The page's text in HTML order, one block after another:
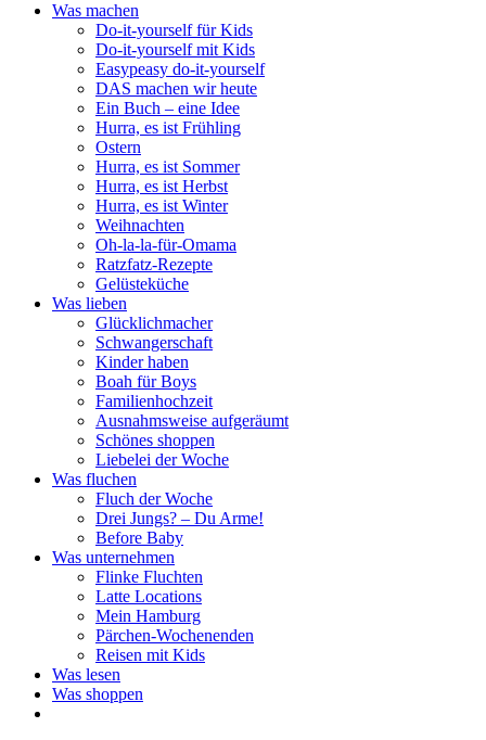
Was machen
Do-it-yourself für Kids
Do-it-yourself mit Kids
Easypeasy do-it-yourself
DAS machen wir heute
Ein Buch – eine Idee
Hurra, es ist Frühling
Ostern
Hurra, es ist Sommer
Hurra, es ist Herbst
Hurra, es ist Winter
Weihnachten
Oh-la-la-für-Omama
Ratzfatz-Rezepte
Gelüsteküche
Was lieben
Glücklichmacher
Schwangerschaft
Kinder haben
Boah für Boys
Familienhochzeit
Ausnahmsweise aufgeräumt
Schönes shoppen
Liebelei der Woche
Was fluchen
Fluch der Woche
Drei Jungs? – Du Arme!
Before Baby
Was unternehmen
Flinke Fluchten
Latte Locations
Mein Hamburg
Pärchen-Wochenenden
Reisen mit Kids
Was lesen
Was shoppen